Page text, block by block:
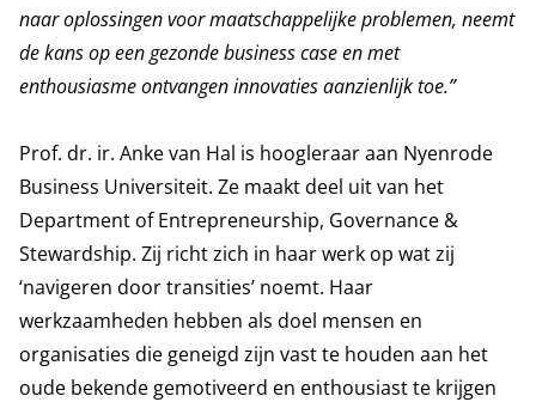
naar oplossingen voor maatschappelijke problemen, neemt
de kans op een gezonde business case en met
enthousiasme ontvangen innovaties aanzienlijk toe.”
Prof. dr. ir. Anke van Hal is hoogleraar aan Nyenrode
Business Universiteit. Ze maakt deel uit van het
Department of Entrepreneurship, Governance &
Stewardship. Zij richt zich in haar werk op wat zij
‘navigeren door transities’ noemt. Haar
werkzaamheden hebben als doel mensen en
organisaties die geneigd zijn vast te houden aan het
oude bekende gemotiveerd en enthousiast te krijgen